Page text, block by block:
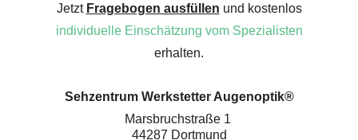
Jetzt Fragebogen ausfüllen und kostenlos
individuelle Einschätzung vom Spezialisten
erhalten.
Sehzentrum Werkstetter Augenoptik®
Marsbruchstraße 1
44287 Dortmund